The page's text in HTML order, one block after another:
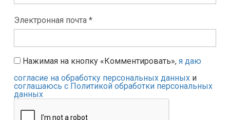
Электронная почта *
Нажимая на кнопку «Комментировать», я даю
согласие на обработку персональных данных и
соглашаюсь с Политикой обработки персональных
данных